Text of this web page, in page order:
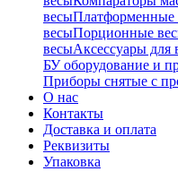
весыПлатформенные
весыПорционные
весыАксессуары для
БУ оборудование и
Приборы снятые с
О нас
Контакты
Доставка и оплата
Реквизиты
Упаковка